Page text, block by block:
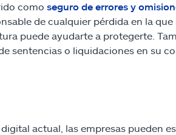
como seguro de errores y
de cualquier pérdida en la
puede ayudarte a protegerte.
sentencias o liquidaciones en su
actual, las empresas pueden